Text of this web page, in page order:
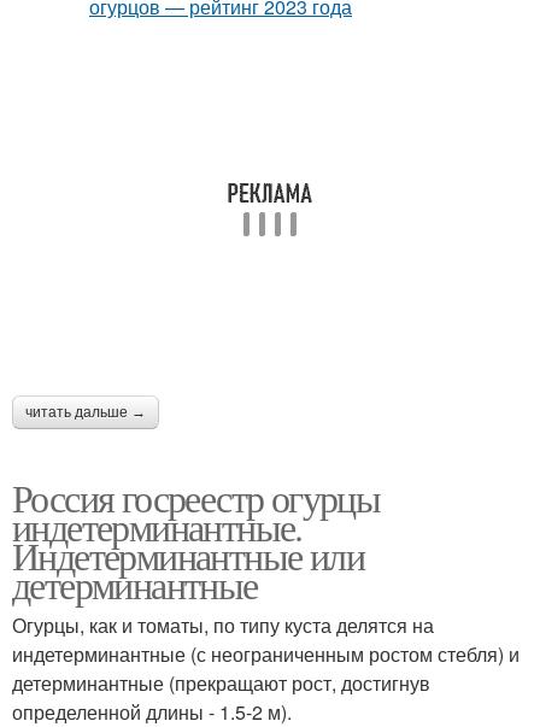
читать дальше →
Россия госреестр огурцы
индетерминантные.
Индетерминантные или
детерминантные
Огурцы, как и томаты, по типу куста делятся на
индетерминантные (с неограниченным ростом стебля) и
детерминантные (прекращают рост, достигнув
определенной длины - 1.5-2 м).